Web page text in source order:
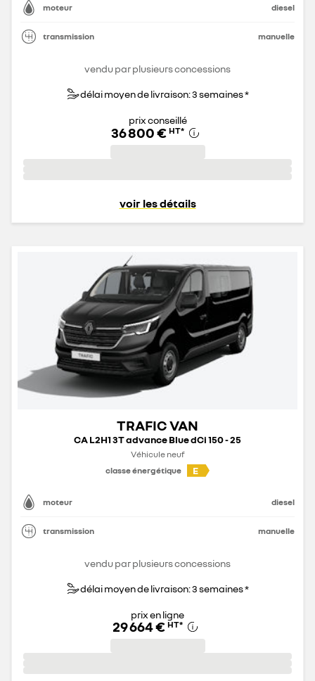
moteur diesel
transmission manuelle
vendu par plusieurs concessions
délai moyen de livraison: 3 semaines *
prix conseillé
36 800 € HT*
voir les détails
TRAFIC VAN
CA L2H1 3T advance Blue dCi 150 - 25
Véhicule neuf
classe énergétique
E
moteur diesel
transmission manuelle
vendu par plusieurs concessions
délai moyen de livraison: 3 semaines *
prix en ligne
29 664 € HT*